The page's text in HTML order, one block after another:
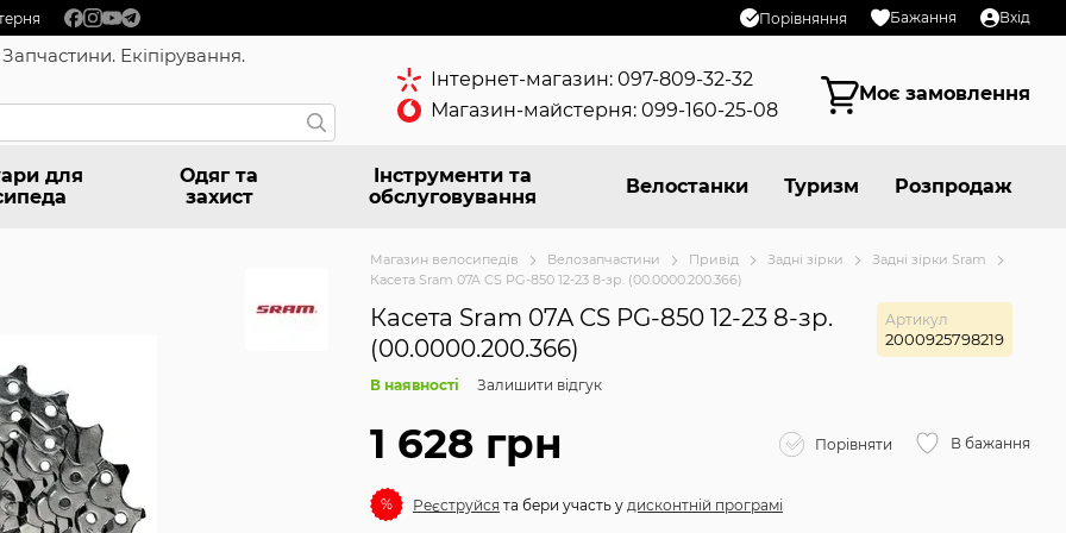
Порівняння Бажання Вхід
Екіпірування.
Інтернет-магазин: 097-809-32-32
Магазин-майстерня: 099-160-25-08
Моє замовлення
для
Одяг та
захист
Інструменти та
обслуговування
Велостанки Туризм Розпродаж
Магазин велосипедів Велозапчастини Привід Задні зірки
Задні зірки Sram
Касета Sram 07A CS PG-850 12-23 8-зр. (00.0000.200.366)
Касета Sram 07A CS PG-850 12-23 8-зр.
(00.0000.200.366)
Артикул
2000925798219
В наявності Залишити відгук
1 628 грн Порівняти В бажання
% Реєструйся та бери участь у дисконтній програмі